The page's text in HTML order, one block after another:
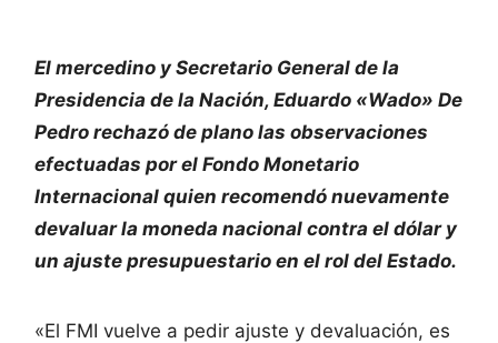
El mercedino y Secretario General de la
Presidencia de la Nación, Eduardo «Wado» De
Pedro rechazó de plano las observaciones
efectuadas por el Fondo Monetario
Internacional quien recomendó nuevamente
devaluar la moneda nacional contra el dólar y
un ajuste presupuestario en el rol del Estado.
«El FMI vuelve a pedir ajuste y devaluación, es